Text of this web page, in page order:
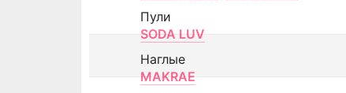
Пули
SODA LUV
Наглые
MAKRAE